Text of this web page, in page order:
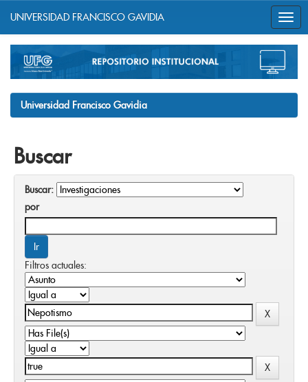
navigation
UNIVERSIDAD FRANCISCO GAVIDIA
Universidad Francisco Gavidia
Buscar
Buscar:
por
Filtros actuales: